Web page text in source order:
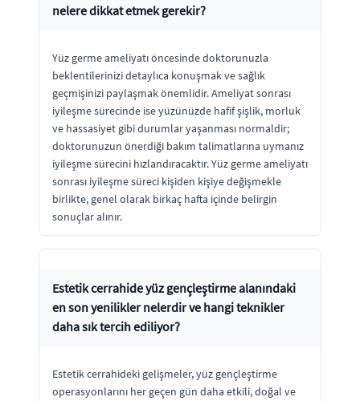
nelere dikkat etmek gerekir?
Yüz germe ameliyatı öncesinde doktorunuzla
beklentilerinizi detaylıca konuşmak ve sağlık
geçmişinizi paylaşmak önemlidir. Ameliyat sonrası
iyileşme sürecinde ise yüzünüzde hafif şişlik, morluk
ve hassasiyet gibi durumlar yaşanması normaldir;
doktorunuzun önerdiği bakım talimatlarına uymanız
iyileşme sürecini hızlandıracaktır. Yüz germe ameliyatı
sonrası iyileşme süreci kişiden kişiye değişmekle
birlikte, genel olarak birkaç hafta içinde belirgin
sonuçlar alınır.
Estetik cerrahide yüz gençleştirme alanındaki
en son yenilikler nelerdir ve hangi teknikler
daha sık tercih ediliyor?
Estetik cerrahideki gelişmeler, yüz gençleştirme
operasyonlarını her geçen gün daha etkili, doğal ve